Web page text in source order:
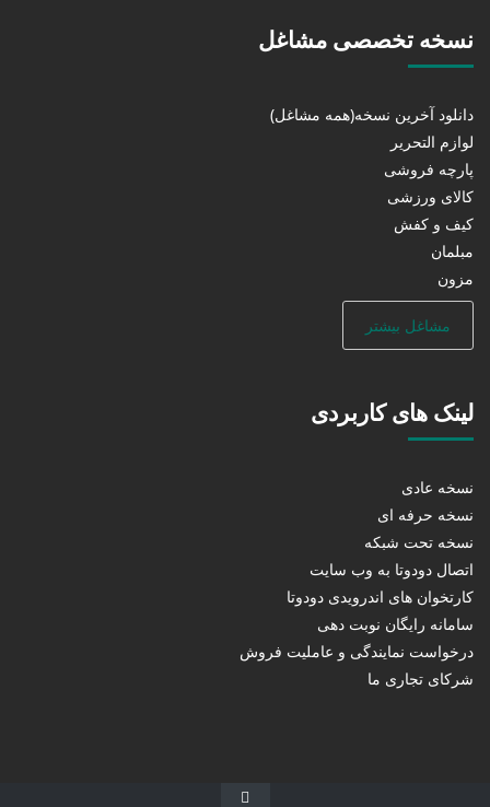
نسخه تخصصی مشاغل
دانلود آخرین نسخه(همه مشاغل)
لوازم التحریر
پارچه فروشی
کالای ورزشی
کیف و کفش
مبلمان
مزون
مشاغل بیشتر
لینک های کاربردی
نسخه عادی
نسخه حرفه ای
نسخه تحت شبکه
اتصال دودوتا به وب سایت
کارتخوان های اندرویدی دودوتا
سامانه رایگان نوبت دهی
درخواست نمایندگی و عاملیت فروش
شرکای تجاری ما